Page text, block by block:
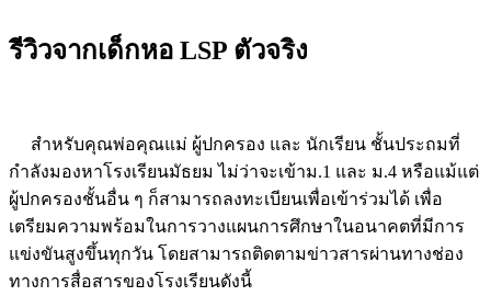
รีวิวจากเด็กหอ LSP ตัวจริง
สำหรับคุณพ่อคุณแม่ ผู้ปกครอง และ นักเรียน ชั้นประถมที่
กำลังมองหาโรงเรียนมัธยม ไม่ว่าจะเข้าม.1 และ ม.4 หรือแม้แต่
ผู้ปกครองชั้นอื่น ๆ ก็สามารถลงทะเบียนเพื่อเข้าร่วมได้ เพื่อ
เตรียมความพร้อมในการวางแผนการศึกษาในอนาคตที่มีการ
แข่งขันสูงขึ้นทุกวัน โดยสามารถติดตามข่าวสารผ่านทางช่อง
ทางการสื่อสารของโรงเรียนดังนี้